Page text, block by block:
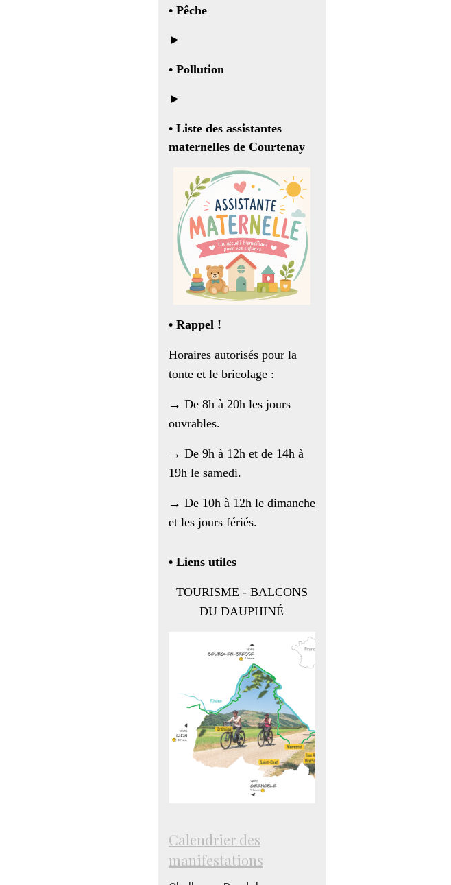
• Pêche
►
• Pollution
►
• Liste des assistantes
maternelles de Courtenay
• Rappel !
Horaires autorisés pour la
tonte et le bricolage :
→ De 8h à 20h les jours
ouvrables.
→ De 9h à 12h et de 14h à
19h le samedi.
→ De 10h à 12h le dimanche
et les jours fériés.
• Liens utiles
TOURISME - BALCONS
DU DAUPHINÉ
Calendrier des
manifestations